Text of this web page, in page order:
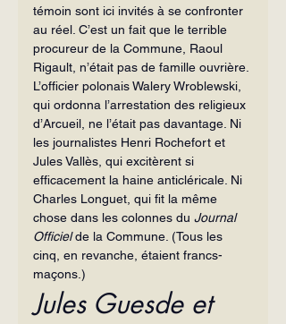
témoin sont ici invités à se confronter
au réel. C’est un fait que le terrible
procureur de la Commune, Raoul
Rigault, n’était pas de famille ouvrière.
L’officier polonais Walery Wroblewski,
qui ordonna l’arrestation des religieux
d’Arcueil, ne l’était pas davantage. Ni
les journalistes Henri Rochefort et
Jules Vallès, qui excitèrent si
efficacement la haine anticléricale. Ni
Charles Longuet, qui fit la même
chose dans les colonnes du Journal
Officiel de la Commune. (Tous les
cinq, en revanche, étaient francs-
maçons.)
Jules Guesde et